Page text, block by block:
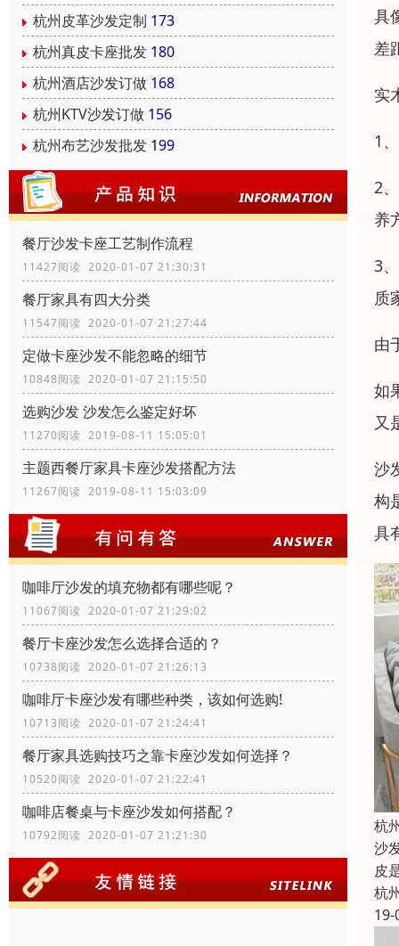
杭州皮革沙发定制 173
杭州真皮卡座批发 180
杭州酒店沙发订做 168
杭州KTV沙发订做 156
杭州布艺沙发批发 199
餐厅沙发卡座工艺制作流程
11427阅读 2020-01-07 21:30:31
餐厅家具有四大分类
11547阅读 2020-01-07 21:27:44
定做卡座沙发不能忽略的细节
10848阅读 2020-01-07 21:15:50
选购沙发 沙发怎么鉴定好坏
11270阅读 2019-08-11 15:05:01
主题西餐厅家具卡座沙发搭配方法
11267阅读 2019-08-11 15:03:09
咖啡厅沙发的填充物都有哪些呢？
11067阅读 2020-01-07 21:29:02
餐厅卡座沙发怎么选择合适的？
10738阅读 2020-01-07 21:26:13
咖啡厅卡座沙发有哪些种类，该如何选购!
10713阅读 2020-01-07 21:24:41
餐厅家具选购技巧之靠卡座沙发如何选择？
10520阅读 2020-01-07 21:22:41
咖啡店餐桌与卡座沙发如何搭配？
10792阅读 2020-01-07 21:21:30
具
差
实
1
2
养
3
质
由
如
又
沙
构
具
杭
沙
皮
杭
19-